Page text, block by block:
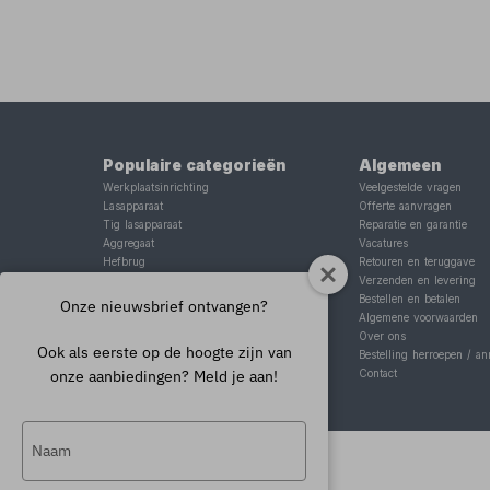
Populaire categorieën
Werkplaatsinrichting
Lasapparaat
Tig lasapparaat
Aggregaat
Hefbrug
Schaarlift
Algemeen
Veelgestelde vragen
Offerte aanvragen
Reparatie en garantie
Vacatures
Retouren en teruggave
Verzenden en levering
Bestellen en betalen
Algemene voorwaarden
Over ons
Bestelling herroepen /
Contact
Onze nieuwsbrief ontvangen?
Ook als eerste op de hoogte zijn van
onze aanbiedingen? Meld je aan!
naam